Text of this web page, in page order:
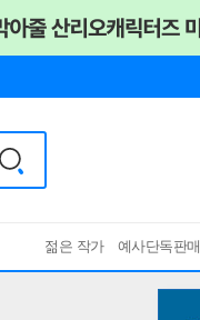
젊은 작가 예사단독판매